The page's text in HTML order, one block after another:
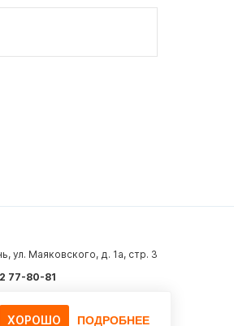
ул. Маяковского, д. 1а, стр. 3
77-80-81
ХОРОШО ПОДРОБНЕЕ